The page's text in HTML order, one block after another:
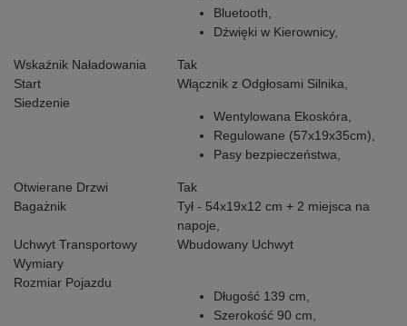
Bluetooth,
Dźwięki w Kierownicy,
Wskaźnik Naładowania
Tak
Start
Włącznik z Odgłosami Silnika,
Siedzenie
Wentylowana Ekoskóra,
Regulowane (57x19x35cm),
Pasy bezpieczeństwa,
Otwierane Drzwi
Tak
Bagażnik
Tył - 54x19x12 cm + 2 miejsca na
napoje,
Uchwyt Transportowy
Wbudowany Uchwyt
Wymiary
Rozmiar Pojazdu
Długość 139 cm,
Szerokość 90 cm,